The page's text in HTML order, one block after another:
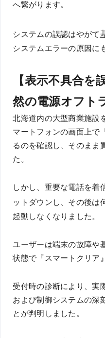
へ繋がります。
システムの誤認はやがて
システムエラーの原因に
【表示不具合を
然の電源オフト
北海道内の大型商業施設
マートフォンの画面上で
るのを確認し、そのまま
た。
しかし、重要な電話を着
ットダウンし、その後は
起動しなくなりました。
ユーザーは端末の故障や
状態で『スマートクリア
受付時の診断により、実
および制御システムの深
とが判明しました。